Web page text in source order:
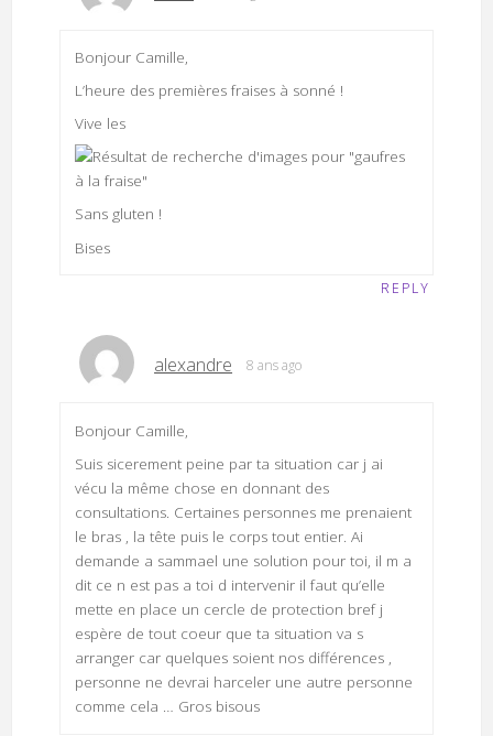
Bonjour Camille,
L’heure des premières fraises à sonné !
Vive les
Sans gluten !
Bises
REPLY
alexandre 8 ans ago
Bonjour Camille,
Suis sicerement peine par ta situation car j ai
vécu la même chose en donnant des
consultations. Certaines personnes me prenaient
le bras , la tête puis le corps tout entier. Ai
demande a sammael une solution pour toi, il m a
dit ce n est pas a toi d intervenir il faut qu’elle
mette en place un cercle de protection bref j
espère de tout coeur que ta situation va s
arranger car quelques soient nos différences ,
personne ne devrai harceler une autre personne
comme cela … Gros bisous